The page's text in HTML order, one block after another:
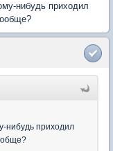
нибудь приходил
нибудь приходил